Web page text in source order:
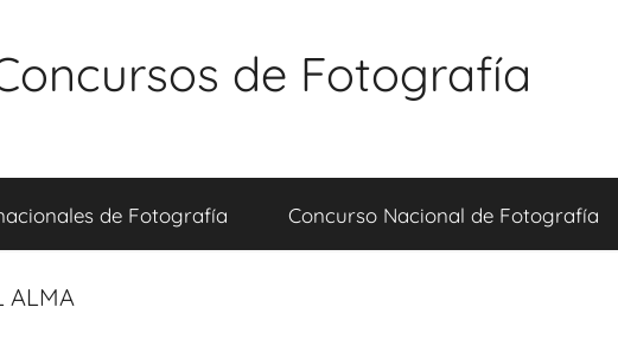
de Fotografía
de Fotografía Concurso Nacional de Fotografía
ALMA